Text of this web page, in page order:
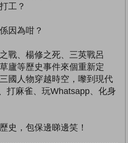
工？
因為咁？
戰、楊修之死、三英戰呂
廬等歷史事件來個重新定
國人物穿越時空，嚟到現代
打麻雀、玩Whatsapp、化身
史，包保邊睇邊笑！